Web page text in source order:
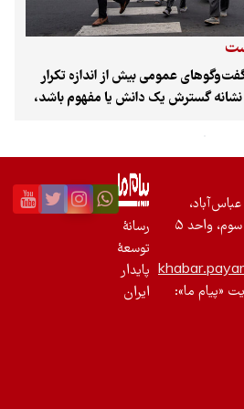
در گفت‌وگوهای عمومی بیش از اندازه تکرار
گسترش یک دانش یا مفهوم باشد،
حتی سخنان مسئولان تبدیل شده است.
به معنای افزایش ظرفیت جامعه برای
نشانه فرسودگی جامعه‌ای است که
روبه‌رو می‌شود؟ این پرسشی بود که
«تاب‌آوری در بحران»
روان‌شناختی» محور بحث قرار
«معین» و با دبیری
شد و در آن «مریم رسولیان»،
پزشکی ایران، «امیرحسین جلالی
و سخنگوی انجمن علمی روان‌پزشکان
«پیام ما»:
رسانۀ
توسعۀ
پایدار
ایران